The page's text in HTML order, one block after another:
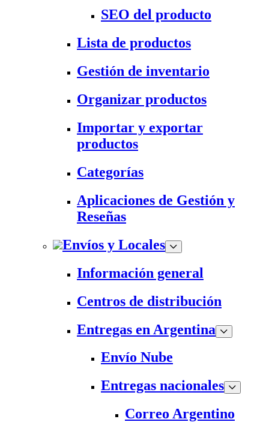
SEO del producto
Lista de productos
Gestión de inventario
Organizar productos
Importar y exportar
productos
Categorías
Aplicaciones de Gestión y
Reseñas
Envíos y Locales
Información general
Centros de distribución
Entregas en Argentina
Envío Nube
Entregas nacionales
Correo Argentino